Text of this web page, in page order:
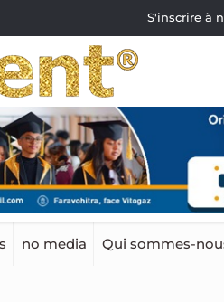
S'inscrire à
no media Qui sommes-